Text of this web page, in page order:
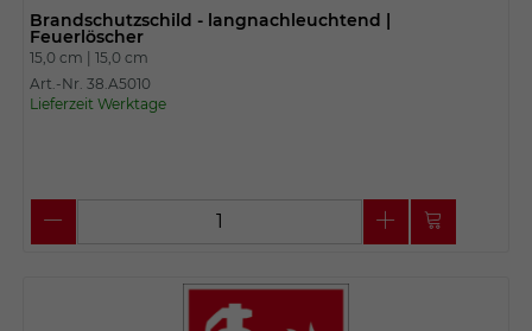
Brandschutzschild - langnachleuchtend |
Feuerlöscher
15,0 cm | 15,0 cm
Art.-Nr. 38.A5010
Lieferzeit Werktage